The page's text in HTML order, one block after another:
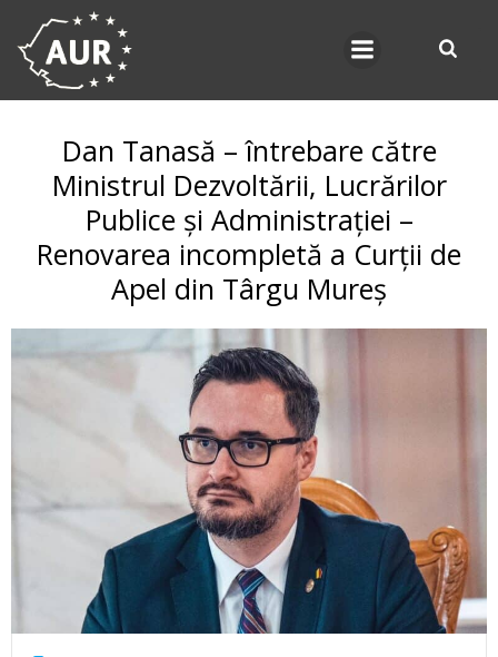
Dan Tanasă – întrebare către
Ministrul Dezvoltării, Lucrărilor
Publice și Administrației –
Renovarea incompletă a Curții de
Apel din Târgu Mureș